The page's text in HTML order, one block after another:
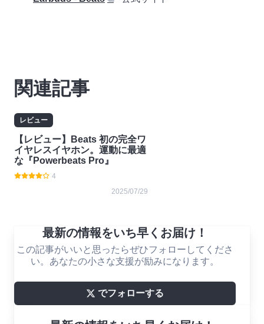
関連記事
レビュー
【レビュー】Beats 初の完全ワ
イヤレスイヤホン。運動に最適
な『Powerbeats Pro』
4
2025/07/29
最新の情報をいち早くお届け！
この記事がいいと思ったらぜひフォローしてくださ
い。あなたの小さな支援が励みになります。
でフォローする